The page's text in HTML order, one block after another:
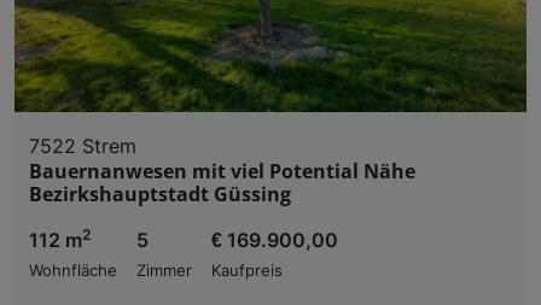
7522 Strem
Bauernanwesen mit viel Potential Nähe
Bezirkshauptstadt Güssing
112 m2
Wohnfläche
5
Zimmer
€ 169.900,00
Kaufpreis